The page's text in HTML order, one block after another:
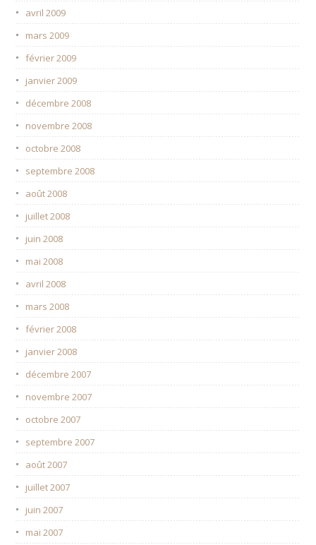
avril 2009
mars 2009
février 2009
janvier 2009
décembre 2008
novembre 2008
octobre 2008
septembre 2008
août 2008
juillet 2008
juin 2008
mai 2008
avril 2008
mars 2008
février 2008
janvier 2008
décembre 2007
novembre 2007
octobre 2007
septembre 2007
août 2007
juillet 2007
juin 2007
mai 2007